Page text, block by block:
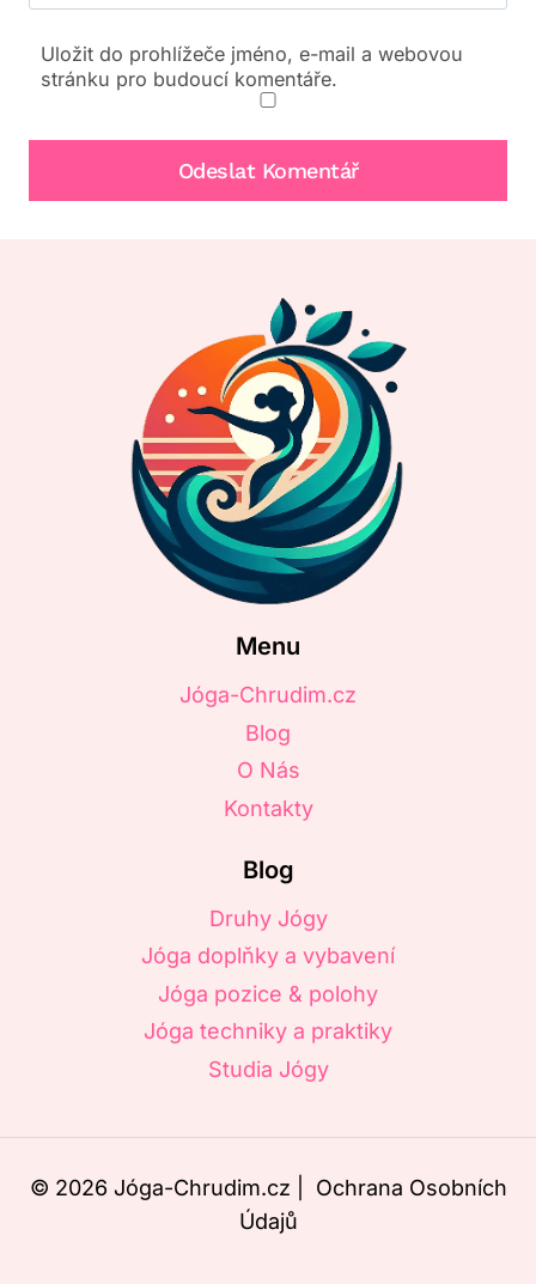
Uložit do prohlížeče jméno, e-mail a webovou
stránku pro budoucí komentáře.
Menu
Jóga-Chrudim.cz
Blog
O Nás
Kontakty
Blog
Druhy Jógy
Jóga doplňky a vybavení
Jóga pozice & polohy
Jóga techniky a praktiky
Studia Jógy
© 2026 Jóga-Chrudim.cz | Ochrana Osobních
Údajů